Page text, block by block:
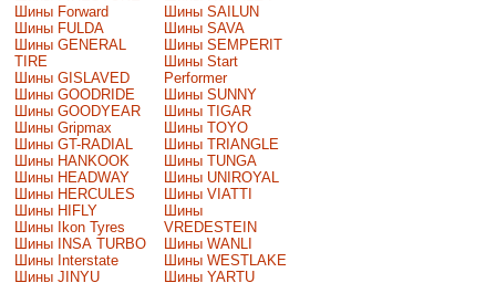
Шины Forward
Шины FULDA
Шины GENERAL
TIRE
Шины GISLAVED
Шины GOODRIDE
Шины GOODYEAR
Шины Gripmax
Шины GT-RADIAL
Шины HANKOOK
Шины HEADWAY
Шины HERCULES
Шины HIFLY
Шины Ikon Tyres
Шины INSA TURBO
Шины Interstate
Шины JINYU
Шины SAILUN
Шины SAVA
Шины SEMPERIT
Шины Start
Performer
Шины SUNNY
Шины TIGAR
Шины TOYO
Шины TRIANGLE
Шины TUNGA
Шины UNIROYAL
Шины VIATTI
Шины
VREDESTEIN
Шины WANLI
Шины WESTLAKE
Шины YARTU